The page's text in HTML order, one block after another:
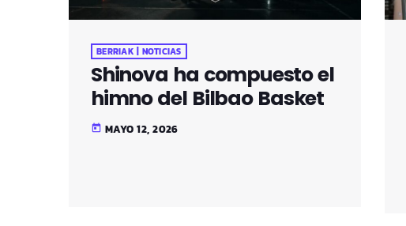
BERRIAK | NOTICIAS
Shinova ha compuesto el
himno del Bilbao Basket
today MAYO 12, 2026